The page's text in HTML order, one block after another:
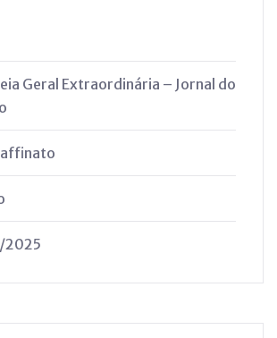
Geral Extraordinária – Jornal do
2025